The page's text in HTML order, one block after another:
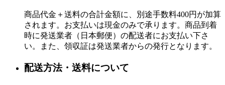
商品代金＋送料の合計金額に、別途手数料400円が加算
されます。お支払いは現金のみで承ります。商品到着
時に発送業者（日本郵便）の配送者にお支払い下さ
い。また、領収証は発送業者からの発行となります。
配送方法・送料について